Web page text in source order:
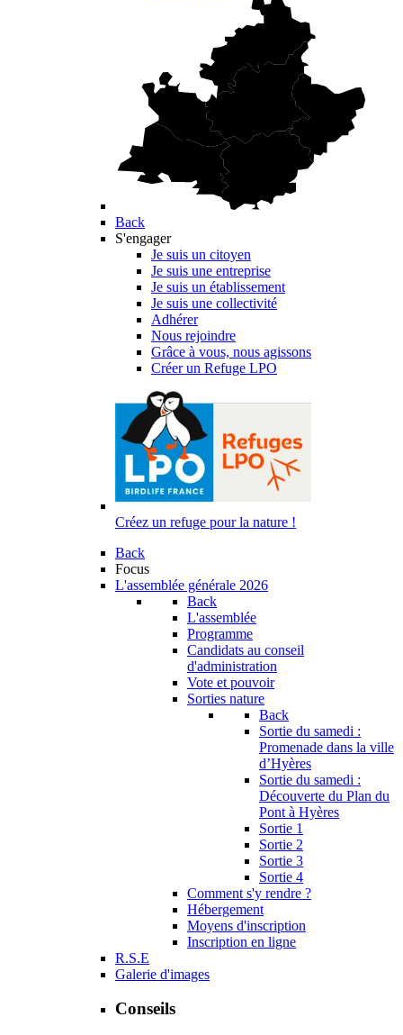
Back
S'engager
Je suis un citoyen
Je suis une entreprise
Je suis un établissement
Je suis une collectivité
Adhérer
Nous rejoindre
Grâce à vous, nous agissons
Créer un Refuge LPO
Créez un refuge pour la nature !
Back
Focus
L'assemblée générale 2026
Back
L'assemblée
Programme
Candidats au conseil
d'administration
Vote et pouvoir
Sorties nature
Back
Sortie du samedi :
Promenade dans la ville
d’Hyères
Sortie du samedi :
Découverte du Plan du
Pont à Hyères
Sortie 1
Sortie 2
Sortie 3
Sortie 4
Comment s'y rendre ?
Hébergement
Moyens d'inscription
Inscription en ligne
R.S.E
Galerie d'images
Conseils